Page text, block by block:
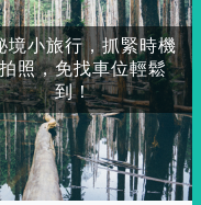
境小旅行，抓緊時機
照，免找車位輕鬆
到！